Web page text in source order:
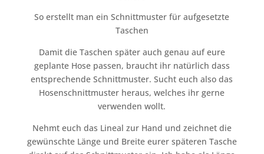
So erstellt man ein Schnittmuster für aufgesetzte
Taschen
Damit die Taschen später auch genau auf eure
geplante Hose passen, braucht ihr natürlich dass
entsprechende Schnittmuster. Sucht euch also das
Hosenschnittmuster heraus, welches ihr gerne
verwenden wollt.
Nehmt euch das Lineal zur Hand und zeichnet die
gewünschte Länge und Breite eurer späteren Tasche